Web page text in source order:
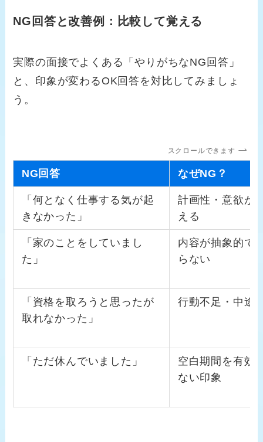
NG回答と改善例：比較して覚える
実際の面接でよくある「やりがちなNG回答」
と、印象が変わるOK回答を対比してみましょ
う。
スクロールできます
NG回答 なぜNG？
「何となく仕事する気が起
きなかった」
計画性・意欲が
える
「家のことをしていまし
た」
内容が抽象的で
らない
「資格を取ろうと思ったが
取れなかった」
行動不足・中途
「ただ休んでいました」
空白期間を有効
ない印象